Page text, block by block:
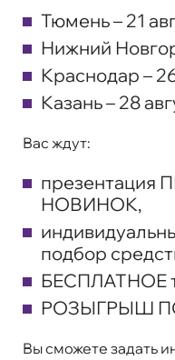
Тюмень – 21
Нижний
Краснодар –
Казань – 28
Вас ждут:
презентация
НОВИНОК,
подбор
БЕСПЛАТНОЕ
РОЗЫГРЫШ
Вы сможете задать